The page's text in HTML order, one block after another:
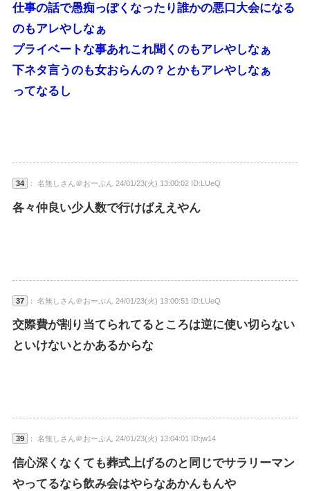
仕事の話で愚痴っぽくなったり誰かの悪口大会になる
のもアレやしなぁ
プライベートな事あれこれ聞くのもアレやしなぁ
下ネタ言うのも女おらんの？とかもアレやしなぁ
ってなるし
34 ： 名無しさん＠おーぷん 24/01/23(火) 13:00:02 ID:LUeQ
各々仲良い少人数で行けばええやん
37 ： 名無しさん＠おーぷん 24/01/23(火) 13:00:51 ID:LUeQ
交際費が割り当てられてるところは逆に使い切らない
といけないとかあるからな
39 ： 名無しさん＠おーぷん 24/01/23(火) 13:04:01 ID:jw14
信心深くなくても葬式上げるのと同じでサラリーマン
やってるなら飲み会はやらなあかんもんや